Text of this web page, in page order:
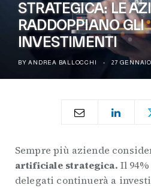
STRATEGICA: LE
RADDOPPIANO GLI
INVESTIMENTI
BY ANDREA BALLOCCHI 27 GENNAIO
Sempre più aziende
artificiale strategica. Il
delegati continuerà a